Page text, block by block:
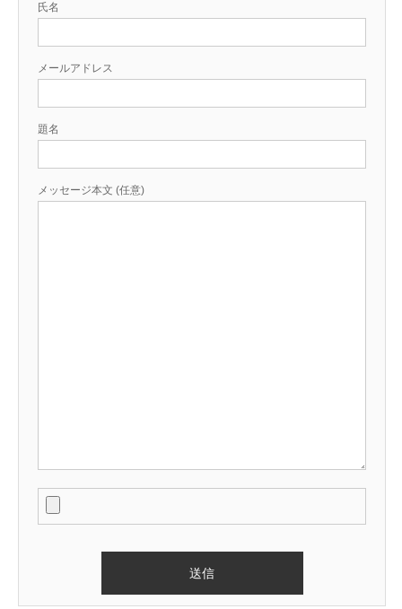
氏名
メールアドレス
題名
メッセージ本文 (任意)